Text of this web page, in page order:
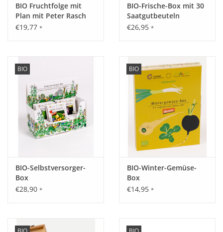
BIO Fruchtfolge mit
Plan mit Peter Rasch
Saatgut-Box
€19,77 *
BIO-Frische-Box mit 30
Saatgutbeuteln
€26,95 *
BIO
BIO-Selbstversorger-
Box
€28,90 *
BIO
BIO-Winter-Gemüse-
Box
€14,95 *